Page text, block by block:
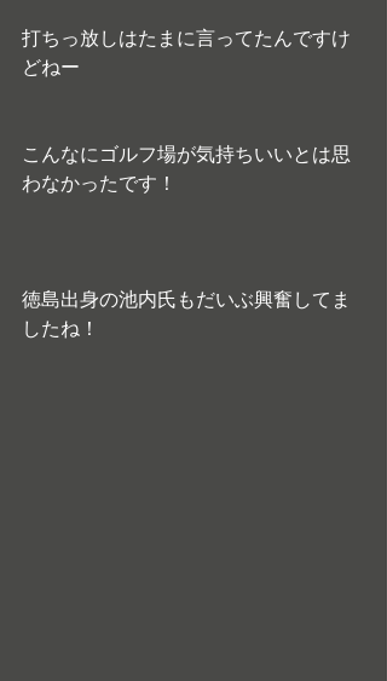
打ちっ放しはたまに言ってたんですけ
どねー
こんなにゴルフ場が気持ちいいとは思
わなかったです！
徳島出身の池内氏もだいぶ興奮してま
したね！